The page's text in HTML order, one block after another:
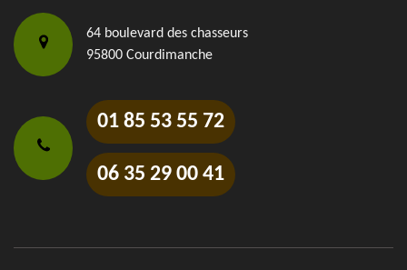
64 boulevard des chasseurs
95800 Courdimanche
01 85 53 55 72
06 35 29 00 41